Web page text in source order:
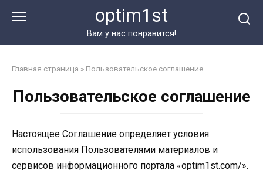
optim1st
Вам у нас понравится!
Главная страница » Пользовательское соглашение
Пользовательское соглашение
Настоящее Соглашение определяет условия
использования Пользователями материалов и
сервисов информационного портала «optim1st.com/».